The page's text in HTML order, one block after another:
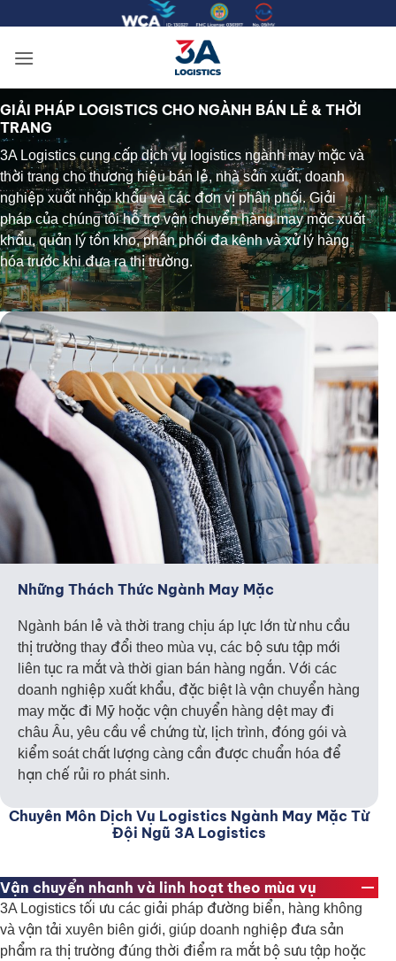
qua
nội
GIẢI PHÁP LOGISTICS CHO NGÀNH BÁN LẺ & THỜI
TRANG
3A Logistics cung cấp dịch vụ logistics ngành may mặc và
thời trang cho thương hiệu bán lẻ, nhà sản xuất, doanh
nghiệp xuất nhập khẩu và các đơn vị phân phối. Giải
pháp của chúng tôi hỗ trợ vận chuyển hàng may mặc xuất
khẩu, quản lý tồn kho, phân phối đa kênh và xử lý hàng
hóa trước khi đưa ra thị trường.
Những Thách Thức Ngành May Mặc
Ngành bán lẻ và thời trang chịu áp lực lớn từ nhu cầu
thị trường thay đổi theo mùa vụ, các bộ sưu tập mới
liên tục ra mắt và thời gian bán hàng ngắn. Với các
doanh nghiệp xuất khẩu, đặc biệt là vận chuyển hàng
may mặc đi Mỹ hoặc vận chuyển hàng dệt may đi
châu Âu, yêu cầu về chứng từ, lịch trình, đóng gói và
kiểm soát chất lượng càng cần được chuẩn hóa để
hạn chế rủi ro phát sinh.
Chuyên Môn Dịch Vụ Logistics Ngành May Mặc Từ
Đội Ngũ 3A Logistics
Vận chuyển nhanh và linh hoạt theo mùa vụ remove
3A Logistics tối ưu các giải pháp đường biển, hàng không
và vận tải xuyên biên giới, giúp doanh nghiệp đưa sản
phẩm ra thị trường đúng thời điểm ra mắt bộ sưu tập hoặc